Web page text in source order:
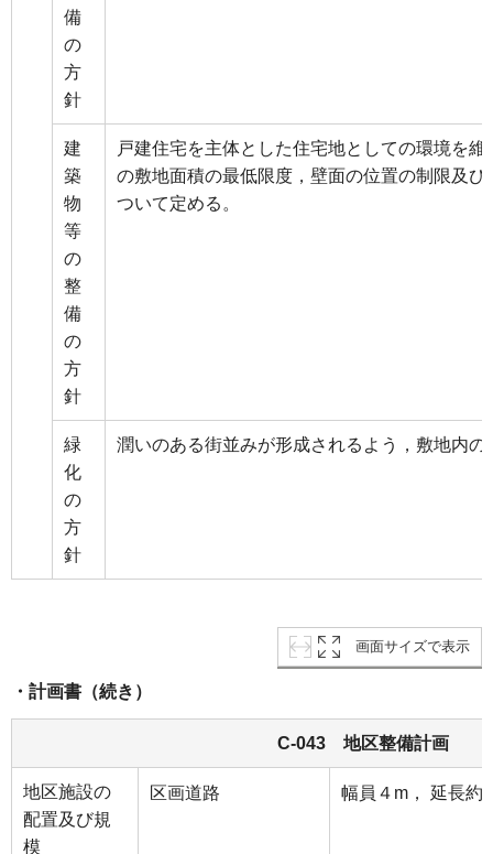
備
の
方
針
建
築
物
等
の
整
備
の
方
針
戸建住宅を主体とした住宅地としての環境を
の敷地面積の最低限度，壁面の位置の制限及
ついて定める。
緑
化
の
方
針
潤いのある街並みが形成されるよう，敷地内
画面サイズで表示
・計画書（続き）
C-043 地区整備計画
地区施設の
配置及び規
模
区画道路 幅員４m， 延長約